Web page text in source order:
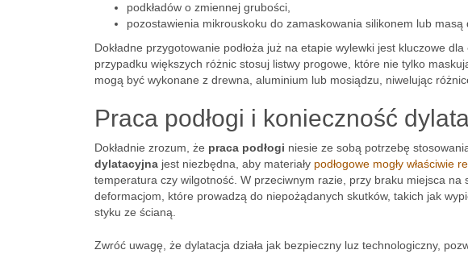
podkładów o zmiennej grubości,
pozostawienia mikrouskoku do zamaskowania silikonem lub masą
Dokładne przygotowanie podłoża już na etapie wylewki jest kluczowe
przypadku większych różnic stosuj listwy progowe, które nie tylko
mogą być wykonane z drewna, aluminium lub mosiądzu, niwelując
Praca podłogi i konieczność
Dokładnie zrozum, że praca podłogi niesie ze sobą potrzebę
dylatacyjna jest niezbędna, aby materiały podłogowe mogły właściwie
temperatura czy wilgotność. W przeciwnym razie, przy braku miejsca na
deformacjom, które prowadzą do niepożądanych skutków, takich jak
styku ze ścianą.
Zwróć uwagę, że dylatacja działa jak bezpieczny luz technologiczny,